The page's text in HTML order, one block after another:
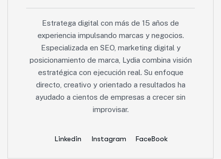
Estratega digital con más de 15 años de
experiencia impulsando marcas y negocios.
Especializada en SEO, marketing digital y
posicionamiento de marca, Lydia combina visión
estratégica con ejecución real. Su enfoque
directo, creativo y orientado a resultados ha
ayudado a cientos de empresas a crecer sin
improvisar.
Linkedin Instagram FaceBook